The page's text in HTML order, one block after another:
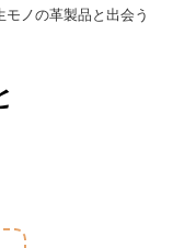
ノの革製品と出会う